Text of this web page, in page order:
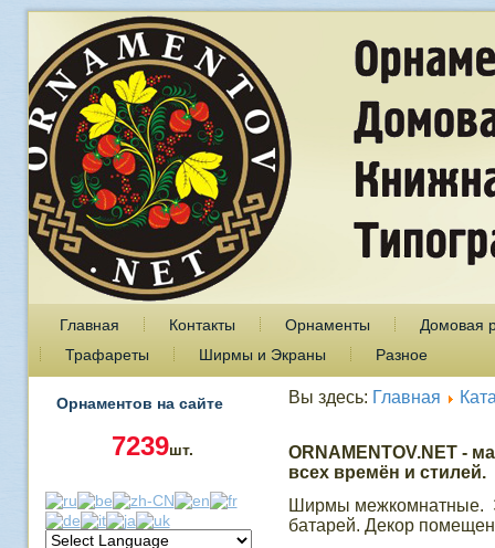
Главная Контакты Орнаменты
Домовая
Трафареты
Ширмы и Экраны Разное
Орнаментов на сайте
7239шт.
Вы здесь: Главная
ORNAMENTOV.NET -
всех времён и стилей.
Ширмы межкомнатные.
батарей. Декор